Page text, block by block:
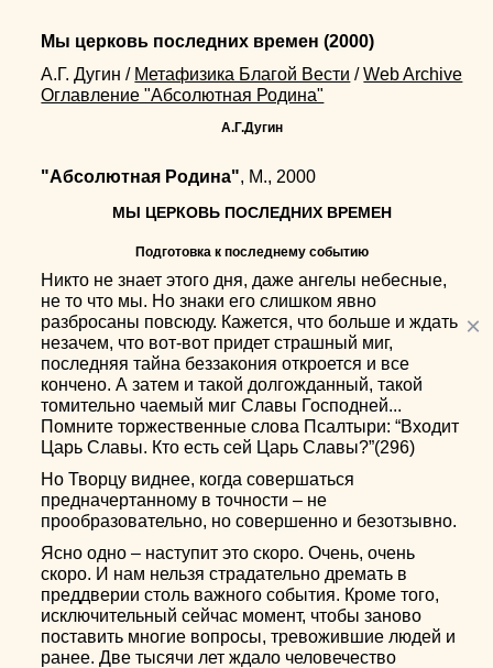
×
Мы церковь последних времен (2000)
А.Г. Дугин / Метафизика Благой Вести / Web Archive
Оглавление "Абсолютная Родина"
А.Г.Дугин
"Абсолютная Родина", М., 2000
МЫ ЦЕРКОВЬ ПОСЛЕДНИХ ВРЕМЕН
Подготовка к последнему событию
Никто не знает этого дня, даже ангелы небесные,
не то что мы. Но знаки его слишком явно
разбросаны повсюду. Кажется, что больше и ждать
незачем, что вот-вот придет страшный миг,
последняя тайна беззакония откроется и все
кончено. А затем и такой долгожданный, такой
томительно чаемый миг Славы Господней...
Помните торжественные слова Псалтыри: “Входит
Царь Славы. Кто есть сей Царь Славы?”(296)
Но Творцу виднее, когда совершаться
предначертанному в точности – не
прообразовательно, но совершенно и безотзывно.
Ясно одно – наступит это скоро. Очень, очень
скоро. И нам нельзя страдательно дремать в
преддверии столь важного события. Кроме того,
исключительный сейчас момент, чтобы заново
поставить многие вопросы, тревожившие людей и
ранее. Две тысячи лет ждало человечество